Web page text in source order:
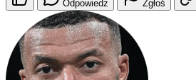
Odpowiedz Zgłoś